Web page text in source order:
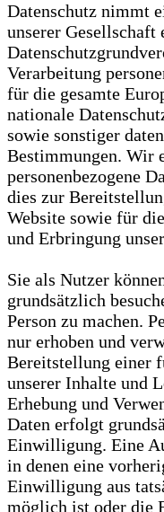
Datenschutz nimmt
unserer
Verarbeitung
für die gesamte
nationale
sowie sonstiger
Bestimmungen. Wir
personenbezogene
dies zur
Website sowie für
und Erbringung
Sie als Nutzer
grundsätzlich
Person zu machen.
nur erhoben und
Bereitstellung einer
unserer Inhalte und
Erhebung und
Daten erfolgt
Einwilligung. Eine
in denen eine
Einwilligung aus
möglich ist oder die